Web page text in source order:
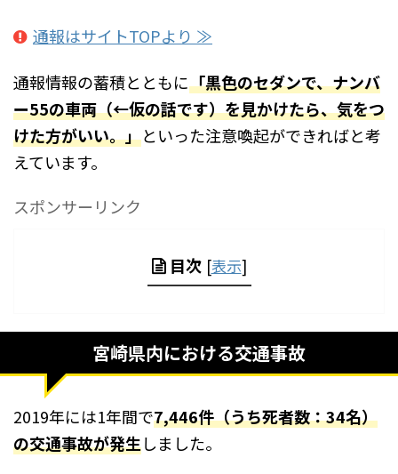
通報はサイトTOPより ≫
通報情報の蓄積とともに「黒色のセダンで、ナンバ
ー55の車両（←仮の話です）を見かけたら、気をつ
けた方がいい。」といった注意喚起ができればと考
えています。
スポンサーリンク
目次 [表示]
宮崎県内における交通事故
2019年には1年間で7,446件（うち死者数：34名）
の交通事故が発生しました。